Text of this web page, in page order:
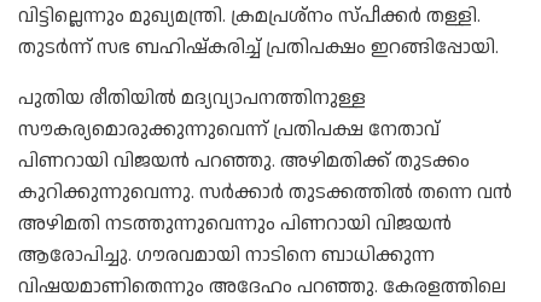
വിട്ടില്ലെന്നും മുഖ്യമന്ത്രി. ക്രമപ്രശ്നം സ്പീക്കർ തള്ളി.
തുടർന്ന് സഭ ബഹിഷ്കരിച്ച് പ്രതിപക്ഷം ഇറങ്ങിപ്പോയി.
പുതിയ രീതിയിൽ മദ്യവ്യാപനത്തിനുള്ള
സൗകര്യമൊരുക്കുന്നുവെന്ന് പ്രതിപക്ഷ നേതാവ്
പിണറായി വിജയൻ പറഞ്ഞു. അഴിമതിക്ക്‌ തുടക്കം
കുറിക്കുന്നുവെന്നു. സർക്കാർ തുടക്കത്തിൽ തന്നെ വൻ
അഴിമതി നടത്തുന്നുവെന്നും പിണറായി വിജയൻ
ആരോപിച്ചു. ഗൗരവമായി നാടിനെ ബാധിക്കുന്ന
വിഷയമാണിതെന്നും അദേഹം പറഞ്ഞു. കേരളത്തിലെ